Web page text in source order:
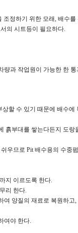
조정하기 위한 모래, 배수
의 시트등이 필요하다.
량과 작업원이 가능한 한
할 수 있기 때문에 배수
흙부대를 쌓는다든지 도랑
우므로 Pit 배수용의 수중
지 이르도록 한다.
리 한다.
여 양질의 재료로 복원하고
여야 한다.